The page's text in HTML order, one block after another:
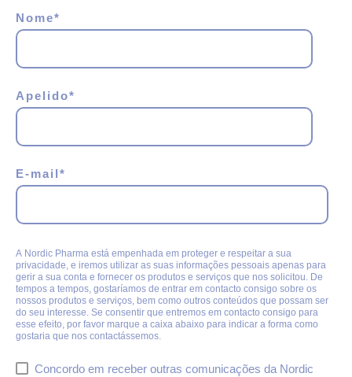
Nome*
Apelido*
E-mail *
A Nordic Pharma está empenhada em proteger e respeitar a sua
privacidade, e iremos utilizar as suas informações pessoais apenas para
gerir a sua conta e fornecer os produtos e serviços que nos solicitou. De
tempos a tempos, gostaríamos de entrar em contacto consigo sobre os
nossos produtos e serviços, bem como outros conteúdos que possam ser
do seu interesse. Se consentir que entremos em contacto consigo para
esse efeito, por favor marque a caixa abaixo para indicar a forma como
gostaria que nos contactássemos.
Concordo em receber outras comunicações da Nordic